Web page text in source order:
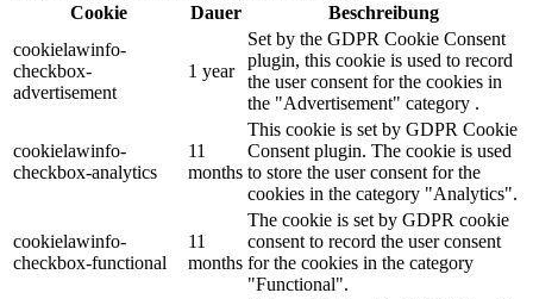
Cookie
Dauer
Beschreibung
cookielawinfo-
checkbox-
advertisement
1 year
Set by the GDPR Cookie Consent
plugin, this cookie is used to record
the user consent for the cookies in
the "Advertisement" category .
cookielawinfo-
checkbox-analytics
11
months
This cookie is set by GDPR Cookie
Consent plugin. The cookie is used
to store the user consent for the
cookies in the category "Analytics".
cookielawinfo-
checkbox-functional
11
months
The cookie is set by GDPR cookie
consent to record the user consent
for the cookies in the category
"Functional".